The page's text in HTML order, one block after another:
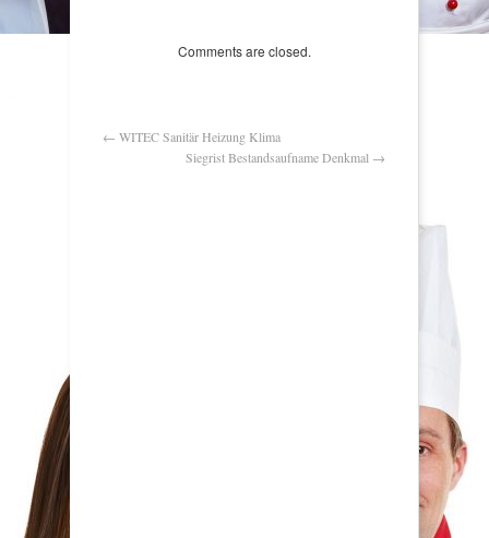
Comments are closed.
← WITEC Sanitär Heizung Klima
Siegrist Bestandsaufname Denkmal →